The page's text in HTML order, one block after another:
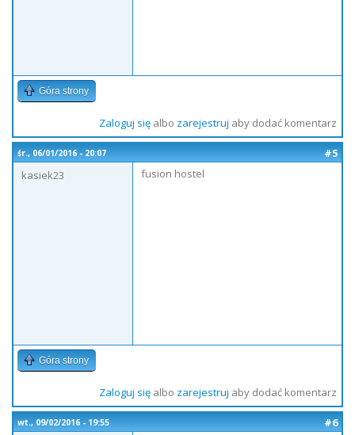
Góra strony
Zaloguj sięalbo zarejestruj aby dodać komentarz
śr., 06/01/2016 - 20:07
#5
kasiek23
fusion hostel
Góra strony
Zaloguj sięalbo zarejestruj aby dodać komentarz
wt., 09/02/2016 - 19:55
#6